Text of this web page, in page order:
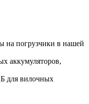
на погрузчики в нашей
аккумуляторов,
для вилочных